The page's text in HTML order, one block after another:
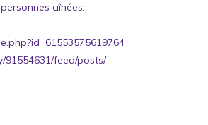
aînées.
91554631/feed/posts/